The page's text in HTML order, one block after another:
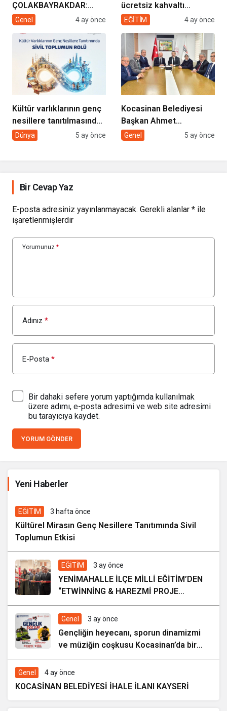
ÇOLAKBAYRAKDAR:
“EVDE SAĞLIK
GÖNÜLLERE
DOKUNUYORUZ”
Genel 4 ay önce
ücretsiz kahvaltı
desteği projesi
EĞİTİM 4 ay önce
Kültür varlıklarının genç
nesillere tanıtılmasında
sivil toplumun rolü
Dünya 5 ay önce
Kocasinan Belediyesi
Başkan Ahmet
Çolakbayrakdar ile
Genel 5 ay önce
Bir Cevap Yaz
E-posta adresiniz yayınlanmayacak. Gerekli alanlar * ile
işaretlenmişlerdir
Yorumunuz *
Adınız *
E-Posta *
Bir dahaki sefere yorum yaptığımda kullanılmak
üzere adımı, e-posta adresimi ve web site adresimi
bu tarayıcıya kaydet.
YORUM GÖNDER
Yeni Haberler
6 gün önce
EĞİTİM 3 hafta önce
Kültürel Mirasın Genç Nesillere Tanıtımında Sivil
Toplumun Etkisi
EĞİTİM 3 ay önce
YENİMAHALLE İLÇE MİLLİ EĞİTİM’DEN
“ETWİNNİNG & HAREZMİ PROJE
ŞENLİĞİ”
Genel 3 ay önce
Gençliğin heyecanı, sporun dinamizmi
ve müziğin coşkusu Kocasinan’da bir
araya geliyor!
Genel 4 ay önce
KOCASİNAN BELEDİYESİ İHALE İLANI KAYSERİ